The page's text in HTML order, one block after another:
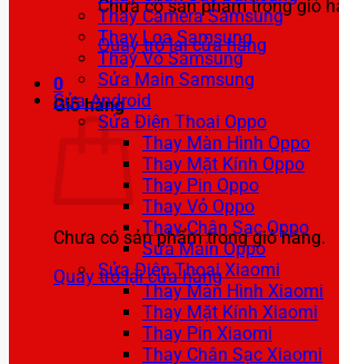
Chưa có sản phẩm trong giỏ
Quay trở lại cửa hàng
0
Giỏ hàng
Chưa có sản phẩm trong giỏ hàng.
Quay trở lại cửa hàng
Thay Camera Samsung
Thay Loa Samsung
Thay Vỏ Samsung
Sửa Main Samsung
Sửa Android
Sửa Điện Thoại Oppo
Thay Màn Hình Oppo
Thay Mặt Kính Oppo
Thay Pin Oppo
Thay Vỏ Oppo
Thay Chân Sạc Oppo
Sửa Main Oppo
Sửa Điện Thoại Xiaomi
Thay Màn Hình Xiaomi
Thay Mặt Kính Xiaomi
Thay Pin Xiaomi
Thay Chân Sạc Xiaomi